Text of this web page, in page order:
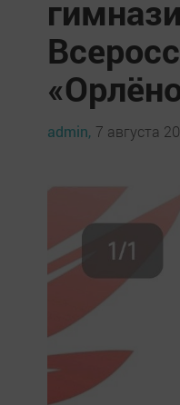
admin, 7 августа